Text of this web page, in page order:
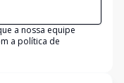
a nossa equipe
a política de